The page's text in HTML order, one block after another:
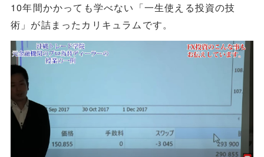
10年間かかっても学べない「一生使える投資の技
術」が詰まったカリキュラムです。